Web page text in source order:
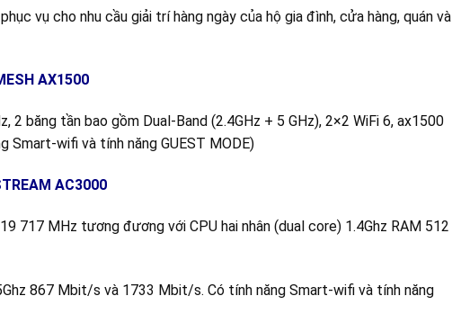
vụ cho nhu cầu giải trí hàng ngày của hộ gia đình, cửa hàng, quán và
AX1500
2 băng tần bao gồm Dual-Band (2.4GHz + 5 GHz), 2×2 WiFi 6, ax1500
Smart-wifi và tính năng GUEST MODE)
AC3000
717 MHz tương đương với CPU hai nhân (dual core) 1.4Ghz RAM 512
867 Mbit/s và 1733 Mbit/s. Có tính năng Smart-wifi và tính năng